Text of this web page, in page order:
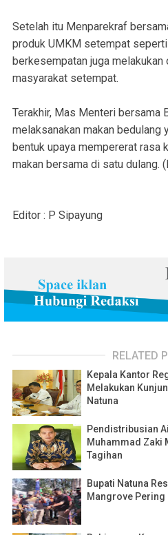
Setelah itu Menparekraf
produk UMKM setempat seperti
berkesempatan juga
masyarakat setempat.
Terakhir, Mas Menteri bersama
melaksanakan makan bedulang
bentuk upaya mempererat rasa
makan bersama di satu dulang.
Editor : P Sipayung
RELATED
Kepala Kantor
Melakukan
Natuna
Pendistribusian
Muhammad Zaki
Tagihan
Bupati Natuna
Mangrove Pering